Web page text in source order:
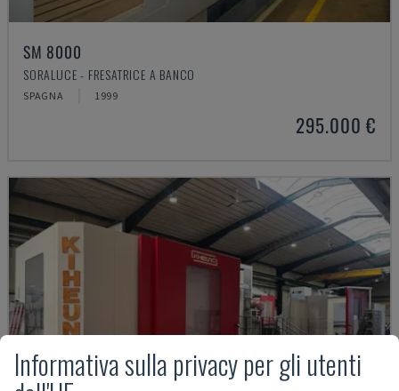
SM 8000
SORALUCE - FRESATRICE A BANCO
SPAGNA 1999
295.000 €
Informativa sulla privacy per gli utenti